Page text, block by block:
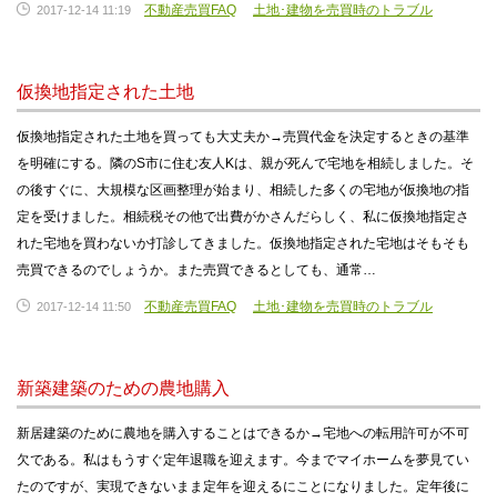
2017-12-14 11:19 不動産売買FAQ 土地･建物を売買時のトラブル
仮換地指定された土地
仮換地指定された土地を買っても大丈夫か→売買代金を決定するときの基準
を明確にする。隣のS市に住む友人Kは、親が死んで宅地を相続しました。そ
の後すぐに、大規模な区画整理が始まり、相続した多くの宅地が仮換地の指
定を受けました。相続税その他で出費がかさんだらしく、私に仮換地指定さ
れた宅地を買わないか打診してきました。仮換地指定された宅地はそもそも
売買できるのでしょうか。また売買できるとしても、通常…
2017-12-14 11:50 不動産売買FAQ 土地･建物を売買時のトラブル
新築建築のための農地購入
新居建築のために農地を購入することはできるか→宅地への転用許可が不可
欠である。私はもうすぐ定年退職を迎えます。今までマイホームを夢見てい
たのですが、実現できないまま定年を迎えるにことになりました。定年後に